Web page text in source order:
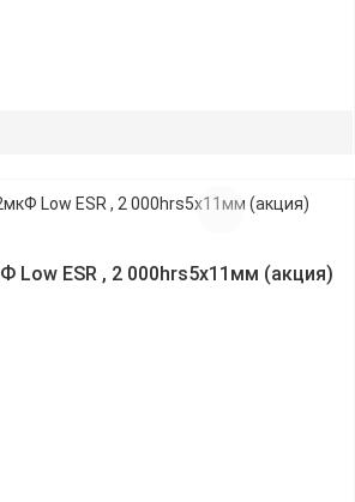
Low ESR , 2 000hrs5х11мм (акция)